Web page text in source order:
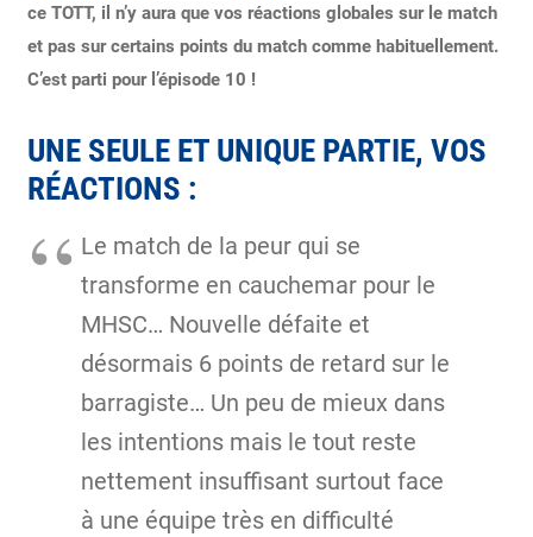
ce TOTT, il n’y aura que vos réactions globales sur le match
et pas sur certains points du match comme habituellement.
C’est parti pour l’épisode 10 !
UNE SEULE ET UNIQUE PARTIE, VOS
RÉACTIONS :
Le match de la peur qui se
transforme en cauchemar pour le
MHSC… Nouvelle défaite et
désormais 6 points de retard sur le
barragiste… Un peu de mieux dans
les intentions mais le tout reste
nettement insuffisant surtout face
à une équipe très en difficulté